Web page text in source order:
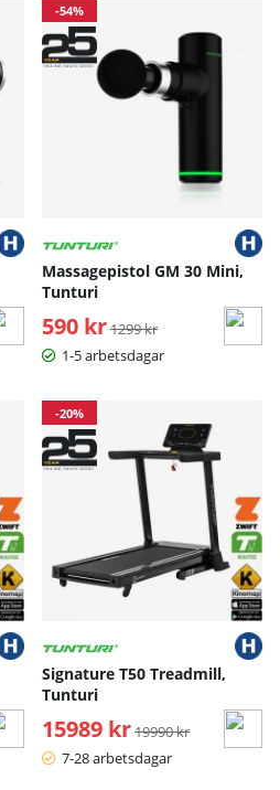
-54%
Massagepistol GM 30 Mini,
Tunturi
590 kr Ordinarie pris:
1299 kr
1-5 arbetsdagar
-20%
Signature T50 Treadmill,
Tunturi
15989 kr Ordinarie pris:
19990 kr
7-28 arbetsdagar